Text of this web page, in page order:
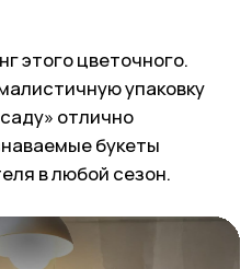
Яндекс Карты
Специально для
где